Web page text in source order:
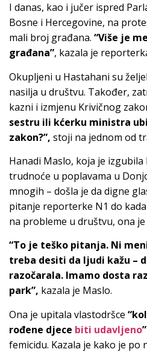
I danas, kao i jučer ispred
Bosne i Hercegovine, na
mali broj građana. “Više je
građana”, kazala je
Okupljeni u Hastahani su
nasilja u društvu. Također,
kazni i izmjenu Krivičnog
sestru ili kćerku ministra
zakon?”, stoji na jednom od
Hanadi Maslo, koja je
trudnoće u poplavama u
mnogih – došla je da digne
pitanje reporterke N1 do
na probleme u društvu, ona
“To je teško pitanja. Ni
treba desiti da ljudi kažu –
razočarala. Imamo dosta
park”, kazala je Maslo.
Ona je upitala vlastodršce
rođene djece biti udavljeno”
femicidu. Kazala je kako je po